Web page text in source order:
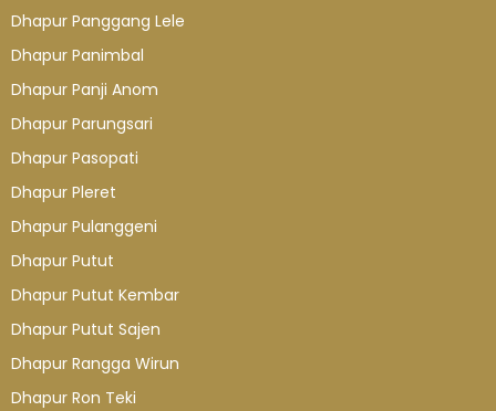
Dhapur Panggang Lele
Dhapur Panimbal
Dhapur Panji Anom
Dhapur Parungsari
Dhapur Pasopati
Dhapur Pleret
Dhapur Pulanggeni
Dhapur Putut
Dhapur Putut Kembar
Dhapur Putut Sajen
Dhapur Rangga Wirun
Dhapur Ron Teki